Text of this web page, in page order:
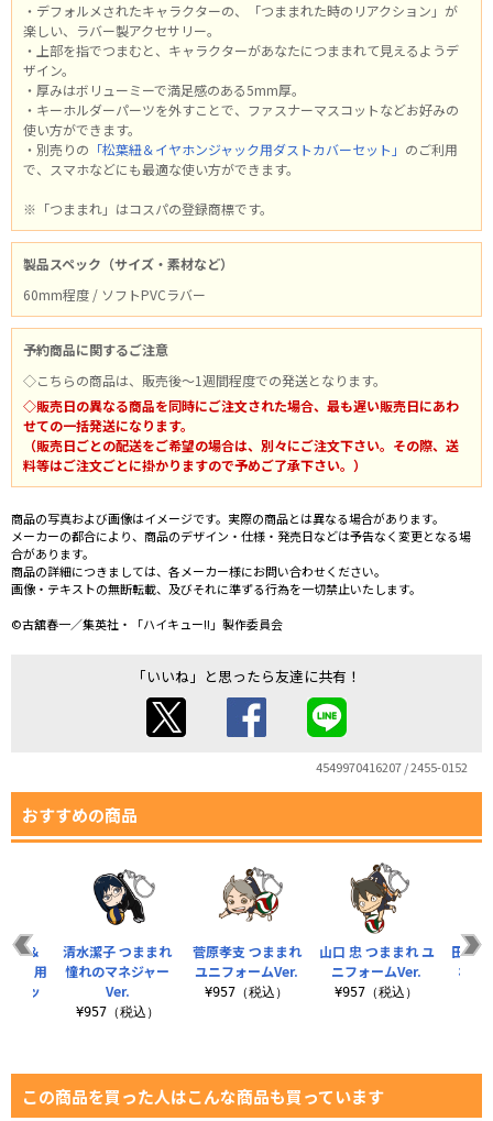
・デフォルメされたキャラクターの、「つままれた時のリアクション」が
楽しい、ラバー製アクセサリー。
・上部を指でつまむと、キャラクターがあなたにつままれて見えるようデ
ザイン。
・厚みはボリューミーで満足感のある5mm厚。
・キーホルダーパーツを外すことで、ファスナーマスコットなどお好みの
使い方ができます。
・別売りの 「松葉紐＆イヤホンジャック用ダストカバーセット」 のご利用
で、スマホなどにも最適な使い方ができます。
※「つままれ」はコスパの登録商標です。
製品スペック（サイズ・素材など）
60mm程度 / ソフトPVCラバー
予約商品に関するご注意
◇こちらの商品は、販売後～1週間程度での発送となります。
◇販売日の異なる商品を同時にご注文された場合、最も遅い販売日にあわ
せての一括発送になります。
（販売日ごとの配送をご希望の場合は、別々にご注文下さい。その際、送
料等はご注文ごとに掛かりますので予めご了承下さい。）
商品の写真および画像はイメージです。実際の商品とは異なる場合があります。
メーカーの都合により、商品のデザイン・仕様・発売日などは予告なく変更となる場
合があります。
商品の詳細につきましては、各メーカー様にお問い合わせください。
画像・テキストの無断転載、及びそれに準ずる行為を一切禁止いたします。
©古舘春一／集英社・「ハイキュー!!」製作委員会
「いいね」と思ったら友達に共有！
4549970416207 / 2455-0152
おすすめの商品
菅原孝支 つままれ
ユニフォームVer.
¥957（税込）
山口 忠 つままれ ユ
ニフォームVer.
¥957（税込）
田中
れ ユ
紐＆
ック用
セッ
清水潔子 つままれ
憧れのマネジャー
Ver.
¥957（税込）
この商品を買った人はこんな商品も買っています